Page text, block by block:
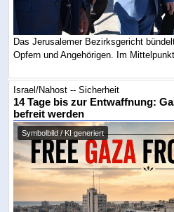
Das Jerusalemer Bezirksgericht
Opfern und Angehörigen. Im
Israel/Nahost -- Sicherheit
14 Tage bis zur Entwaffnung:
befreit werden
Symbolbild / KI generiert